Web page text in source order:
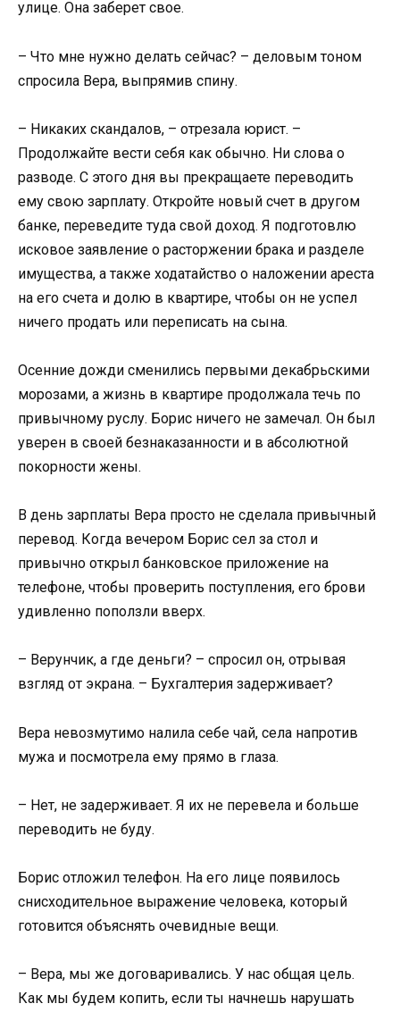
улице. Она заберет свое.
– Что мне нужно делать сейчас? – деловым тоном
спросила Вера, выпрямив спину.
– Никаких скандалов, – отрезала юрист. –
Продолжайте вести себя как обычно. Ни слова о
разводе. С этого дня вы прекращаете переводить
ему свою зарплату. Откройте новый счет в другом
банке, переведите туда свой доход. Я подготовлю
исковое заявление о расторжении брака и разделе
имущества, а также ходатайство о наложении ареста
на его счета и долю в квартире, чтобы он не успел
ничего продать или переписать на сына.
Осенние дожди сменились первыми декабрьскими
морозами, а жизнь в квартире продолжала течь по
привычному руслу. Борис ничего не замечал. Он был
уверен в своей безнаказанности и в абсолютной
покорности жены.
В день зарплаты Вера просто не сделала привычный
перевод. Когда вечером Борис сел за стол и
привычно открыл банковское приложение на
телефоне, чтобы проверить поступления, его брови
удивленно поползли вверх.
– Верунчик, а где деньги? – спросил он, отрывая
взгляд от экрана. – Бухгалтерия задерживает?
Вера невозмутимо налила себе чай, села напротив
мужа и посмотрела ему прямо в глаза.
– Нет, не задерживает. Я их не перевела и больше
переводить не буду.
Борис отложил телефон. На его лице появилось
снисходительное выражение человека, который
готовится объяснять очевидные вещи.
– Вера, мы же договаривались. У нас общая цель.
Как мы будем копить, если ты начнешь нарушать